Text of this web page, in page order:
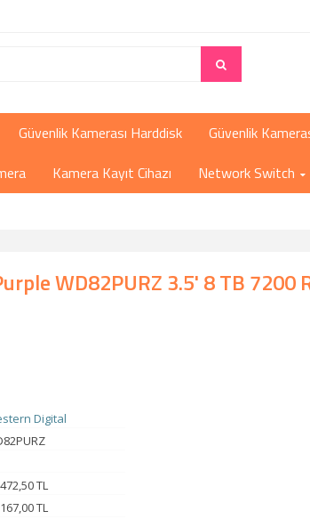
Güvenlik Kamerası Harddisk Güvenlik
Kamera Kayıt Cihazı Network Switch
WD82PURZ 3.5' 8 TB 7200
Digital
TL
TL